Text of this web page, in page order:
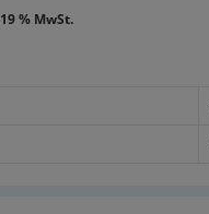
19 % MwSt.